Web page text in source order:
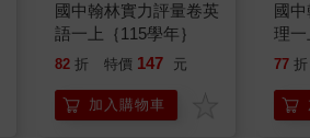
國中翰林實力評量卷英
語一上｛115學年｝
82 折 特價 147 元
加入購物車
國
理一
77 折